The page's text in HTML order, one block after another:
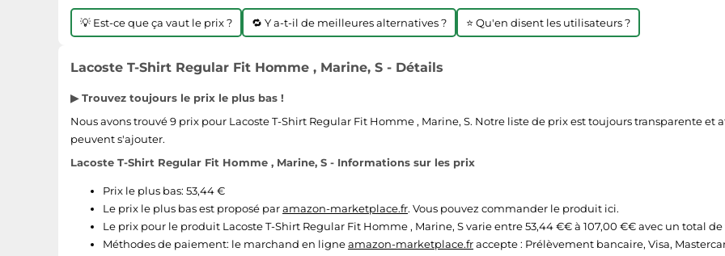
💡 Est-ce que ça vaut le prix ? 🔁 Y a-t-il de meilleures alternatives ? ⭐ Qu'en disent les utilisateurs ?
Lacoste T-Shirt Regular Fit Homme , Marine, S - Détails
▶ Trouvez toujours le prix le plus bas !
Nous avons trouvé 9 prix pour Lacoste T-Shirt Regular Fit Homme , Marine, S. Notre liste de prix est toujours transparente et
peuvent s'ajouter.
Lacoste T-Shirt Regular Fit Homme , Marine, S - Informations sur les prix
Prix le plus bas: 53,44 €
Le prix le plus bas est proposé paramazon-marketplace.fr. Vous pouvez commander le produit ici.
Le prix pour le produit Lacoste T-Shirt Regular Fit Homme , Marine, S varie entre 53,44 €€ à 107,00 €€ avec un total de
Méthodes de paiement: le marchand en ligneamazon-marketplace.fraccepte : Prélèvement bancaire, Visa,